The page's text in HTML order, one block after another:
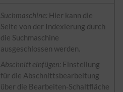
Suchmaschine: Hier kann die
Seite von der Indexierung durch
die Suchmaschine
ausgeschlossen werden.
Abschnitt einfügen: Einstellung
für die Abschnittsbearbeitung
über die Bearbeiten-Schaltfläche